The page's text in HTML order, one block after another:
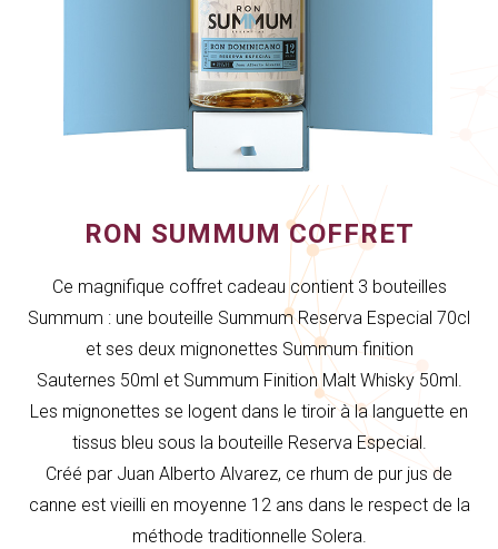
RON SUMMUM COFFRET
Ce magnifique coffret cadeau contient 3 bouteilles
Summum : une bouteille Summum Reserva Especial 70cl
et ses deux mignonettes Summum finition
Sauternes 50ml et Summum Finition Malt Whisky 50ml.
Les mignonettes se logent dans le tiroir à la languette en
tissus bleu sous la bouteille Reserva Especial.
Créé par Juan Alberto Alvarez, ce rhum de pur jus de
canne est vieilli en moyenne 12 ans dans le respect de la
méthode traditionnelle Solera.